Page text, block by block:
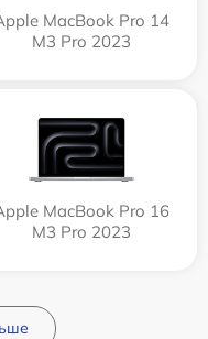
MacBook Pro 14
M3 Pro 2023
MacBook Pro 16
M3 Pro 2023